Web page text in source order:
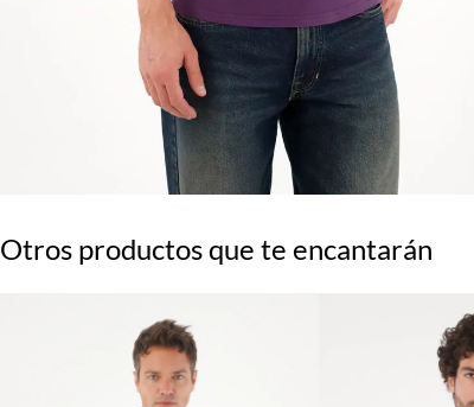
Otros productos que te encantarán